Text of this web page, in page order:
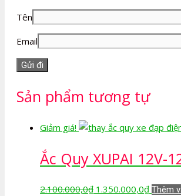
Tên
Email
Sản phẩm tương tự
Giảm giá!
Ắc Quy XUPAI 12V-
2.100.000,0₫ Giá
1.350.000,0₫Giá
Thêm